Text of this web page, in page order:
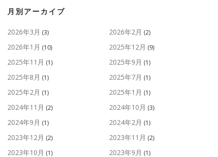
月別アーカイブ
2026年3月 (3) 2026年2月 (2)
2026年1月 (10) 2025年12月 (9)
2025年11月 (1) 2025年9月 (1)
2025年8月 (1) 2025年7月 (1)
2025年2月 (1) 2025年1月 (1)
2024年11月 (2) 2024年10月 (3)
2024年9月 (1) 2024年2月 (1)
2023年12月 (2) 2023年11月 (2)
2023年10月 (1) 2023年9月 (1)